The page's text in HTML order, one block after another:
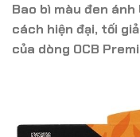
Bao bì màu đen
cách hiện đại, tối
của dòng OCB